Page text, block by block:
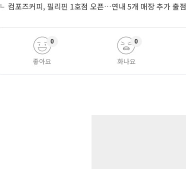
컴포즈커피, 필리핀 1호점 오픈…연내 5개 매장 추가 출점
좋아요
0
화나요
0